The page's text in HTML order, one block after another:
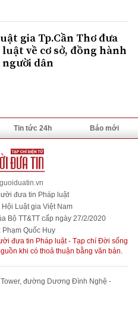
gia Tp.Cần Thơ đưa
về cơ sở, đồng hành
dân
Tin tức 24h Báo mới
đưa tin Pháp luật
Luật gia Việt Nam
Bộ TT&TT cấp ngày 27/2/2020
Phạm Quốc Huy
đưa tin Pháp luật - Tạp chí Đời sống
khi có thoả thuận bằng văn bản.
đường Dương Đình Nghệ -